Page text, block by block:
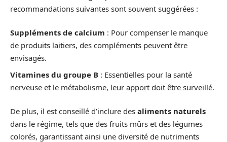
recommandations suivantes sont souvent suggérées :
Suppléments de calcium : Pour compenser le manque
de produits laitiers, des compléments peuvent être
envisagés.
Vitamines du groupe B : Essentielles pour la santé
nerveuse et le métabolisme, leur apport doit être surveillé.
De plus, il est conseillé d’inclure des aliments naturels
dans le régime, tels que des fruits mûrs et des légumes
colorés, garantissant ainsi une diversité de nutriments